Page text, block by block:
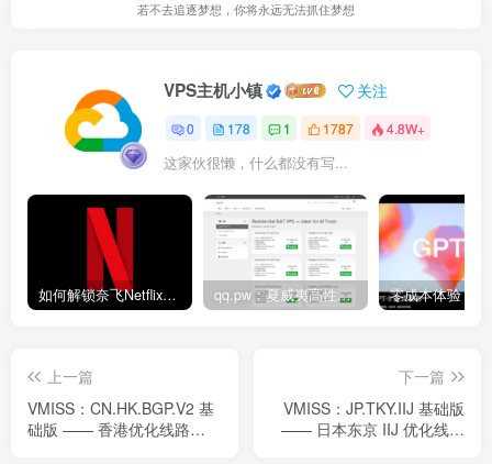
若不去追逐梦想，你将永远无法抓住梦想
VPS主机小镇 关注
0 178 1 1787 4.8W+
这家伙很懒，什么都没有写...
如何解锁奈飞Netflix？让我来教你如何通过DNS劫持解锁奈飞非自制剧 qq.pw：夏威夷高性能VPS测评｜Hawaiian Telcom原生家宽IP节点，Ryzen 9 7940HS八核强劲性能与跨太平洋网络延迟深度解析
上一篇
VMISS：CN.HK.BGP.V2 基
础版 —— 香港优化线路
下一篇
VMISS：JP.TKY.IIJ 基础版
—— 日本东京 IIJ 优化线路